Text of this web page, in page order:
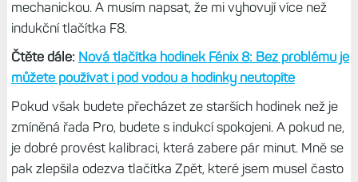
Problémy jsem měl i na původních Fénixech 7 či
Forerunnerech 955.
Tip:Zápisky bloggera (20): Nekvalitní tlačítka dokážou
zkazit dobrý dojem z hodinek. Jenže často zlobí
U řady Fénix 7 Pro a Epix Pro však Garmin mechaniku
tlačítek pořádně vylepšil,ostatně jsem si to pochvaloval i
v recenziEpix Pro 51 mmaFénix 7X Pro.Ty druhé
jmenované mám už přes rok a tlačítka jsou stále naprosto